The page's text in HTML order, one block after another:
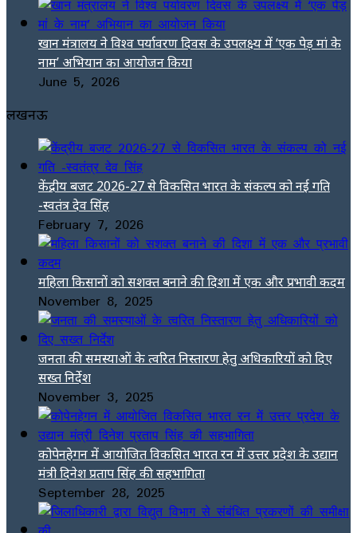
खान मंत्रालय ने विश्व पर्यावरण दिवस के उपलक्ष्य में ‘एक पेड़ मां के
नाम’ अभियान का आयोजन किया
June 5, 2026
लखनऊ
केंद्रीय बजट 2026-27 से विकसित भारत के संकल्प को नई गति
-स्वतंत्र देव सिंह
February 7, 2026
महिला किसानों को सशक्त बनाने की दिशा में एक और प्रभावी कदम
November 8, 2025
जनता की समस्याओं के त्वरित निस्तारण हेतु अधिकारियों को दिए
सख्त निर्देश
November 3, 2025
कोपेनहेगन में आयोजित विकसित भारत रन में उत्तर प्रदेश के उद्यान
मंत्री दिनेश प्रताप सिंह की सहभागिता
September 28, 2025